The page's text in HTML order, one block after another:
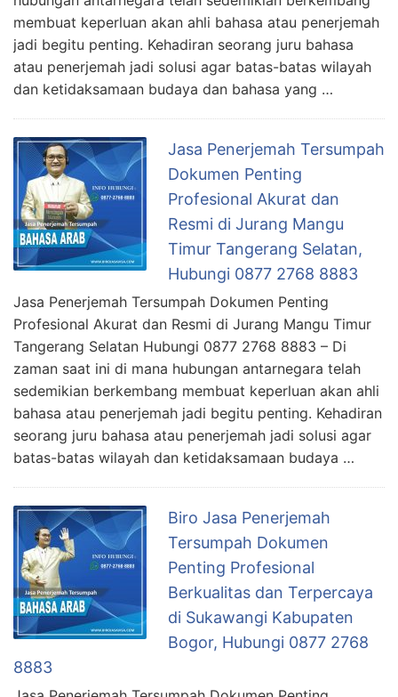
membuat keperluan akan ahli bahasa atau penerjemah
jadi begitu penting. Kehadiran seorang juru bahasa
atau penerjemah jadi solusi agar batas-batas wilayah
dan ketidaksamaan budaya dan bahasa yang …
Jasa Penerjemah Tersumpah
Dokumen Penting
Profesional Akurat dan
Resmi di Jurang Mangu
Timur Tangerang Selatan,
Hubungi 0877 2768 8883
Jasa Penerjemah Tersumpah Dokumen Penting
Profesional Akurat dan Resmi di Jurang Mangu Timur
Tangerang Selatan Hubungi 0877 2768 8883 – Di
zaman saat ini di mana hubungan antarnegara telah
sedemikian berkembang membuat keperluan akan ahli
bahasa atau penerjemah jadi begitu penting. Kehadiran
seorang juru bahasa atau penerjemah jadi solusi agar
batas-batas wilayah dan ketidaksamaan budaya …
Biro Jasa Penerjemah
Tersumpah Dokumen
Penting Profesional
Berkualitas dan Terpercaya
di Sukawangi Kabupaten
Bogor, Hubungi 0877 2768
8883